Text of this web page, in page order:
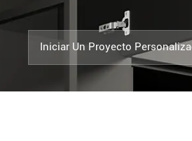
Iniciar Un Proyecto